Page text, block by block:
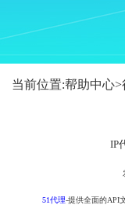
当前位置:帮助中心>
IP
51代理-提供全面的API